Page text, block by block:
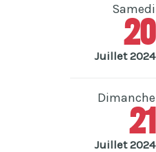
Samedi
20
Juillet 2024
Dimanche
21
Juillet 2024